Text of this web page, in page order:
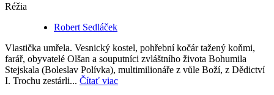
Réžia
Robert Sedláček
Vlastička umřela. Vesnický kostel, pohřební kočár tažený koňmi,
farář, obyvatelé Olšan a souputníci zvláštního života Bohumila
Stejskala (Boleslav Polívka), multimilionáře z vůle Boží, z Dědictví
I. Trochu zestárli... Čítať viac